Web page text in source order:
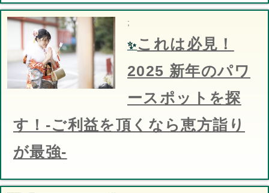
;
✨これは必見！
2025 新年のパワ
ースポットを探
す！-ご利益を頂くなら恵方詣り
が最強-